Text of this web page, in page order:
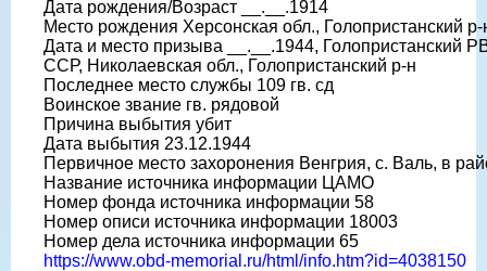
Дата рождения/Возраст __.__.1914
Место рождения Херсонская обл., Голопристанский
Дата и место призыва __.__.1944, Голопристанский
ССР, Николаевская обл., Голопристанский р-н
Последнее место службы 109 гв. сд
Воинское звание гв. рядовой
Причина выбытия убит
Дата выбытия 23.12.1944
Первичное место захоронения Венгрия, с. Валь, в
Название источника информации ЦАМО
Номер фонда источника информации 58
Номер описи источника информации 18003
Номер дела источника информации 65
https://www.obd-memorial.ru/html/info.htm?id=4038150